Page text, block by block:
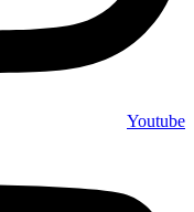
Youtube